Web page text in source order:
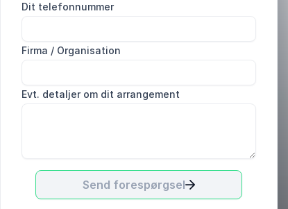
Dit telefonnummer
Firma / Organisation
Evt. detaljer om dit arrangement
Send forespørgsel